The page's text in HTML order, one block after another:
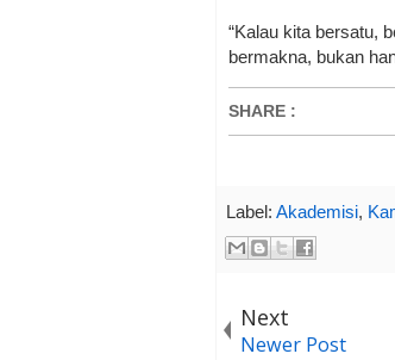
“Kalau kita bersatu,
bermakna, bukan
SHARE :
Label: Akademisi,
Next
Newer Post